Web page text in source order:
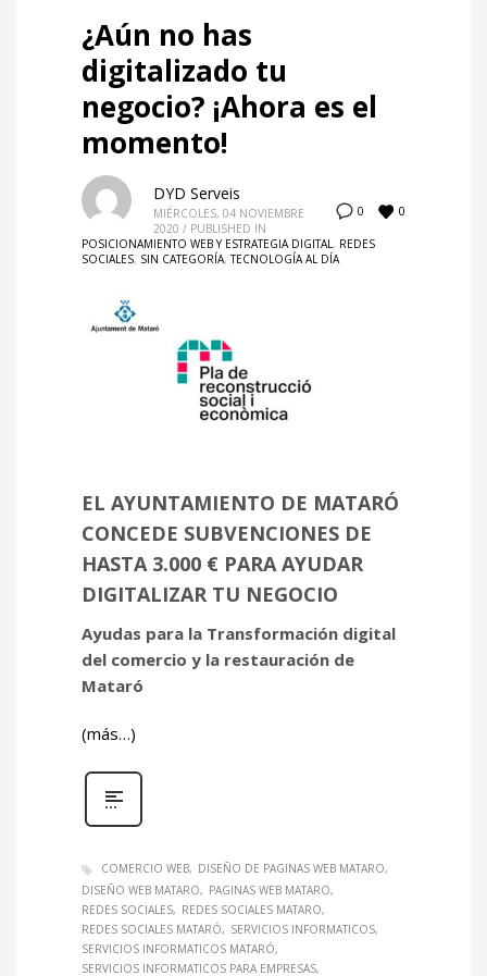
¿Aún no has
digitalizado tu
negocio? ¡Ahora es el
momento!
0 0
DYD Serveis
MIÉRCOLES, 04 NOVIEMBRE
2020 / PUBLISHED IN
POSICIONAMIENTO WEB Y ESTRATEGIA DIGITAL, REDES
SOCIALES, SIN CATEGORÍA,TECNOLOGÍA AL DÍA
EL AYUNTAMIENTO DE MATARÓ
CONCEDE SUBVENCIONES DE
HASTA 3.000 € PARA AYUDAR
DIGITALIZAR TU NEGOCIO
Ayudas para la Transformación digital
del comercio y la restauración de
Mataró
(más…)
COMERCIO WEB
DISEÑO DE PAGINAS WEB MATARO
DISEÑO WEB MATARO
PAGINAS WEB MATARO
REDES SOCIALES
REDES SOCIALES MATARO
REDES SOCIALES MATARÓ
SERVICIOS INFORMATICOS
SERVICIOS INFORMATICOS MATARÓ
SERVICIOS INFORMATICOS PARA EMPRESAS